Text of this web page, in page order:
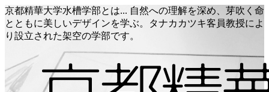
京都精華大学水槽学部とは... 自然への理解を深め、芽吹く命
とともに美しいデザインを学ぶ。タナカカツキ客員教授によ
り設立された架空の学部です。